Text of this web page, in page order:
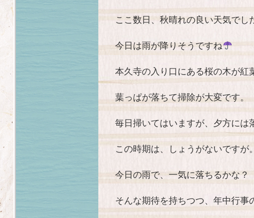
ここ数日、秋晴れの良い天気でし
今日は雨が降りそうですね
本久寺の入り口にある桜の木が紅
葉っぱが落ちて掃除が大変です。
毎日掃いてはいますが、夕方には
この時期は、しょうがないですが
今日の雨で、一気に落ちるかな？
そんな期待を持ちつつ、年中行事